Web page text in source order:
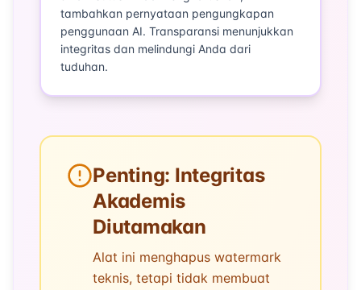
tambahkan pernyataan pengungkapan
penggunaan AI. Transparansi menunjukkan
integritas dan melindungi Anda dari
tuduhan.
Penting: Integritas
Akademis
Diutamakan
Alat ini menghapus watermark
teknis, tetapi tidak membuat